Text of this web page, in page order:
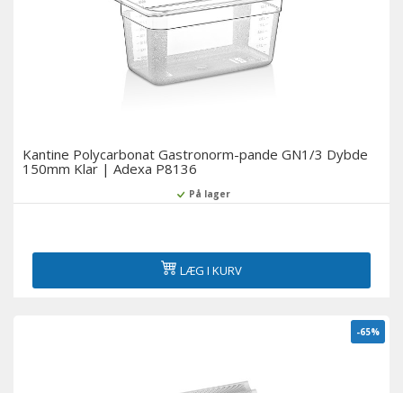
Kantine Polycarbonat Gastronorm-pande GN1/3 Dybde
150mm Klar | Adexa P8136
På lager
LÆG I KURV
-65%